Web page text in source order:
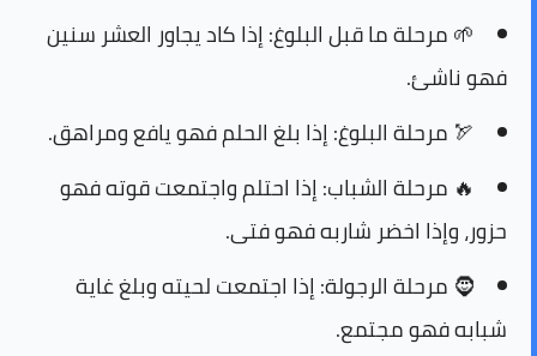
🌱مرحلة ما قبل البلوغ:إذا كاد يجاور العشر سنين
فهو ناشئ.
🏹 مرحلة البلوغ:إذا بلغ الحلم فهو يافع ومراهق.
🔥 مرحلة الشباب:إذا احتلم واجتمعت قوته فهو
حزور، وإذا اخضر شاربه فهو فتى.
🧔 مرحلة الرجولة:إذا اجتمعت لحيته وبلغ غاية
شبابه فهو مجتمع.